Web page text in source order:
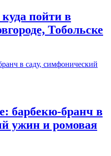
пойти в
Тобольске
в саду, симфонический
барбекю-бранч в
ужин и ромовая